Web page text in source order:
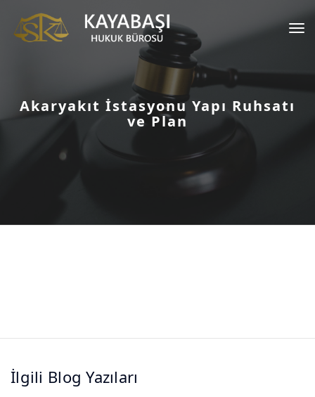
Akaryakıt İstasyonu Yapı Ruhsatı
ve Plan
İlgili Blog Yazıları